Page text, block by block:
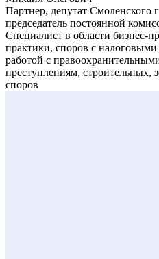
Партнер, депутат Смоленского
председатель постоянной
Специалист в области бизнес-
практики, споров с
работой с
преступлениям, строительных,
споров